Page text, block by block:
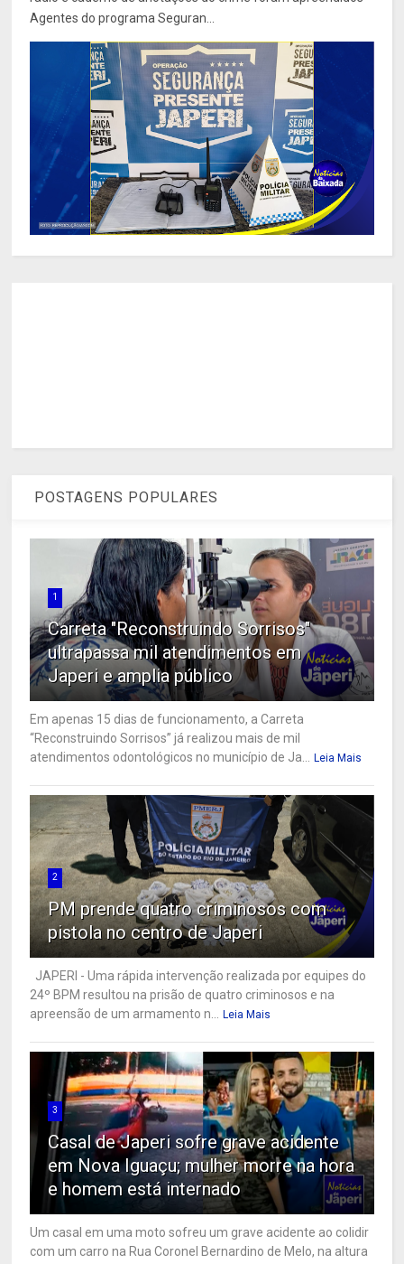
Agentes do programa Seguran...
POSTAGENS POPULARES
1
Carreta "Reconstruindo Sorrisos"
ultrapassa mil atendimentos em
Japeri e amplia público
Em apenas 15 dias de funcionamento, a Carreta
“Reconstruindo Sorrisos” já realizou mais de mil
atendimentos odontológicos no município de Ja...
Leia Mais
2
PM prende quatro criminosos com
pistola no centro de Japeri
JAPERI - Uma rápida intervenção realizada por equipes do
24º BPM resultou na prisão de quatro criminosos e na
apreensão de um armamento n...
Leia Mais
3
Casal de Japeri sofre grave acidente
em Nova Iguaçu; mulher morre na hora
e homem está internado
Um casal em uma moto sofreu um grave acidente ao colidir
com um carro na Rua Coronel Bernardino de Melo, na altura